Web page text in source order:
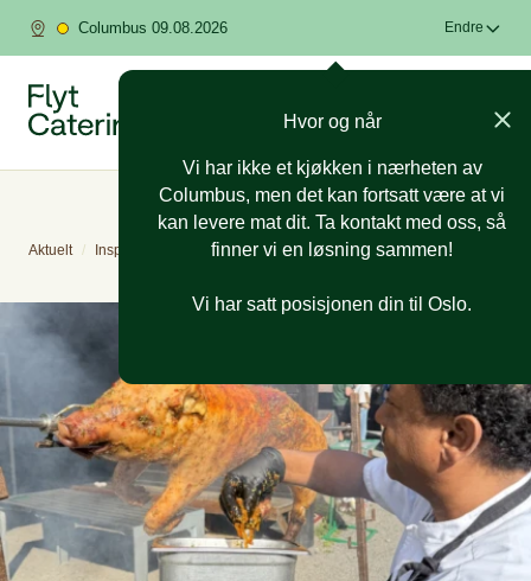
Columbus 09.08.2026 Endre
Hvor og når
Vi har ikke et kjøkken i nærheten av
Columbus, men det kan fortsatt være at vi
kan levere mat dit. Ta kontakt med oss, så
finner vi en løsning sammen!
Vi har satt posisjonen din til Oslo.
Aktuelt / Inspirasjon